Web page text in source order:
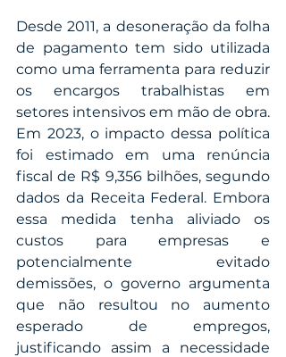
Desde 2011, a desoneração da folha
de pagamento tem sido utilizada
como uma ferramenta para reduzir
os encargos trabalhistas em
setores intensivos em mão de obra.
Em 2023, o impacto dessa política
foi estimado em uma renúncia
fiscal de R$ 9,356 bilhões, segundo
dados da Receita Federal. Embora
essa medida tenha aliviado os
custos para empresas e
potencialmente evitado
demissões, o governo argumenta
que não resultou no aumento
esperado de empregos,
justificando assim a necessidade